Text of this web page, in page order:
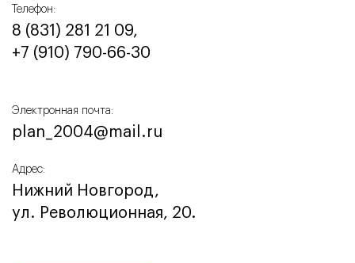
Телефон:
8 (831) 281 21 09,
+7 (910) 790-66-30‬
Электронная почта:
plan_2004@mail.ru
Адрес:
Нижний Новгород,
ул. Революционная, 20.